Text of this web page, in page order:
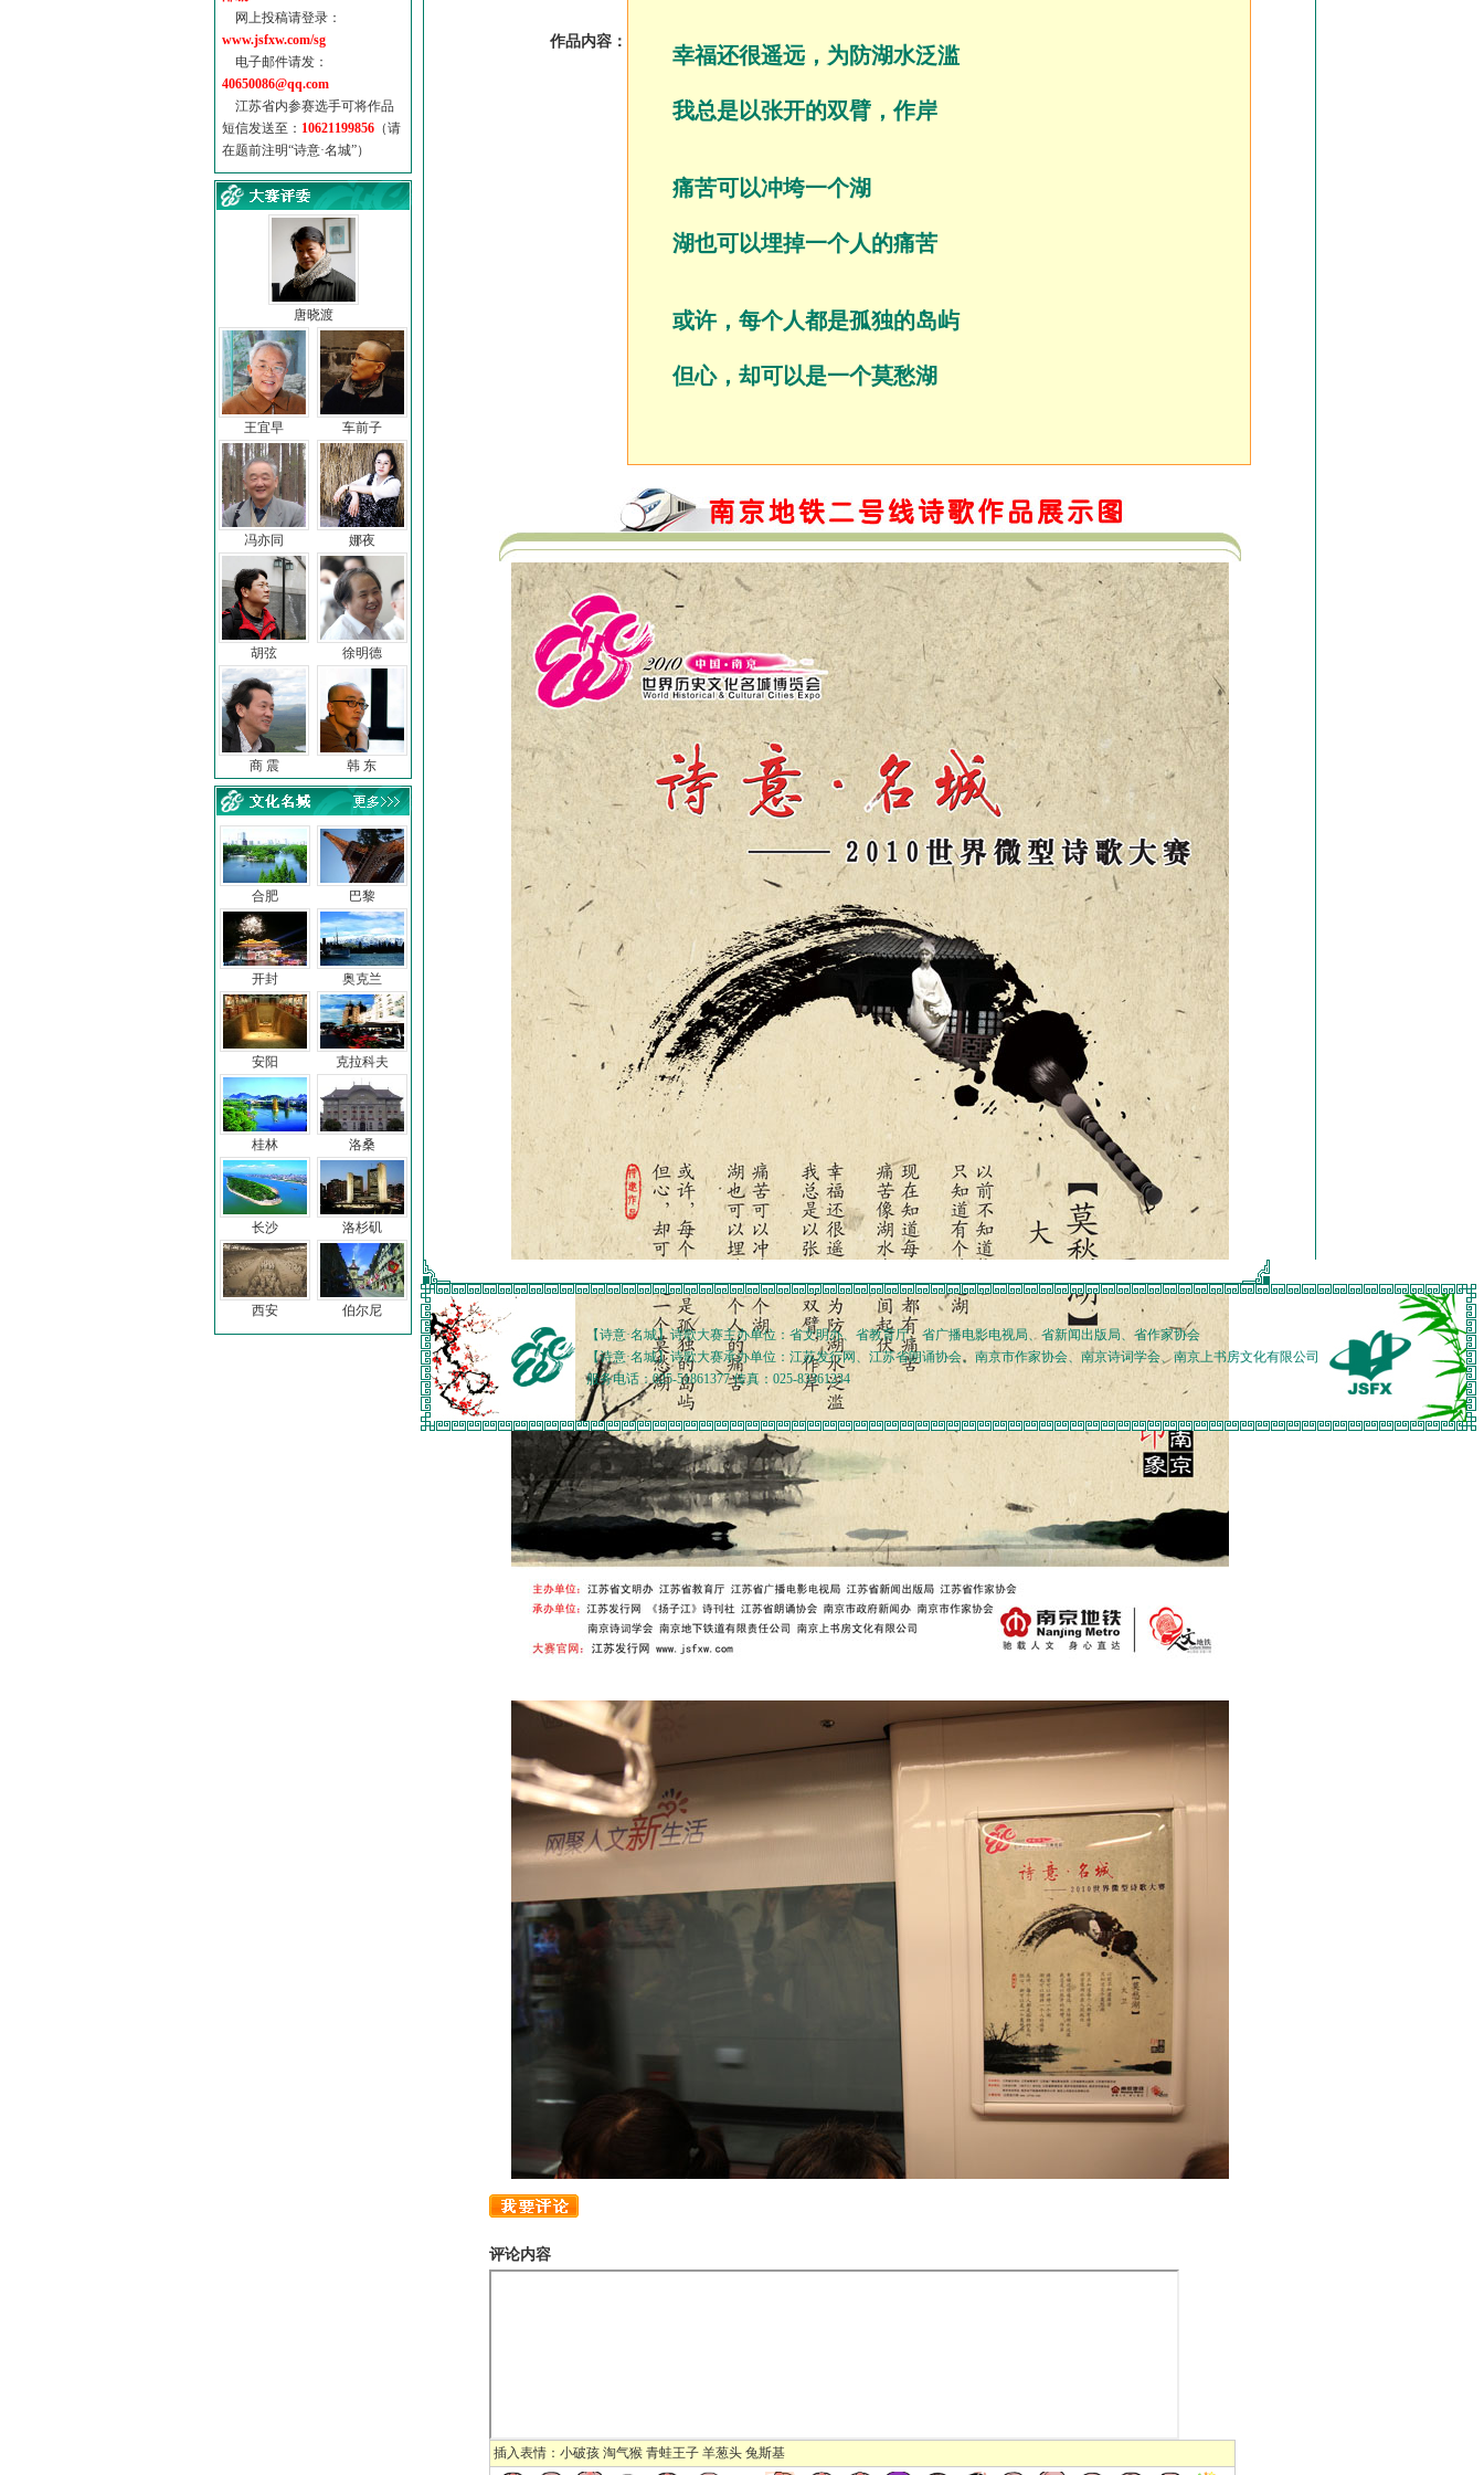
网上投稿请登录：
www.jsfxw.com/sg
电子邮件请发：
40650086@qq.com
江苏省内参赛选手可将作品
短信发送至： 10621199856 （请
在题前注明“诗意·名城”）
唐晓渡
王宜早 车前子
冯亦同 娜夜
胡弦 徐明德
商 震 韩 东
合肥
开封
安阳
桂林
长沙
西安
巴黎
奥克兰
克拉科夫
洛桑
洛杉矶
伯尔尼
作品内容：
幸福还很遥远，为防湖水泛滥
我总是以张开的双臂，作岸
痛苦可以冲垮一个湖
湖也可以埋掉一个人的痛苦
或许，每个人都是孤独的岛屿
但心，却可以是一个莫愁湖
评论内容
插入表情： 小破孩 淘气猴 青蛙王子 羊葱头 兔斯基
【诗意·名城】诗歌大赛主办单位：省文明办、省教育厅、省广播电影电视局、省新闻出版局、省作家协会
【诗意·名城】诗歌大赛承办单位：江苏发行网、江苏省朗诵协会、南京市作家协会、南京诗词学会、南京上书房文化有限公司
服务电话：025-51861377 传真：025-83361234